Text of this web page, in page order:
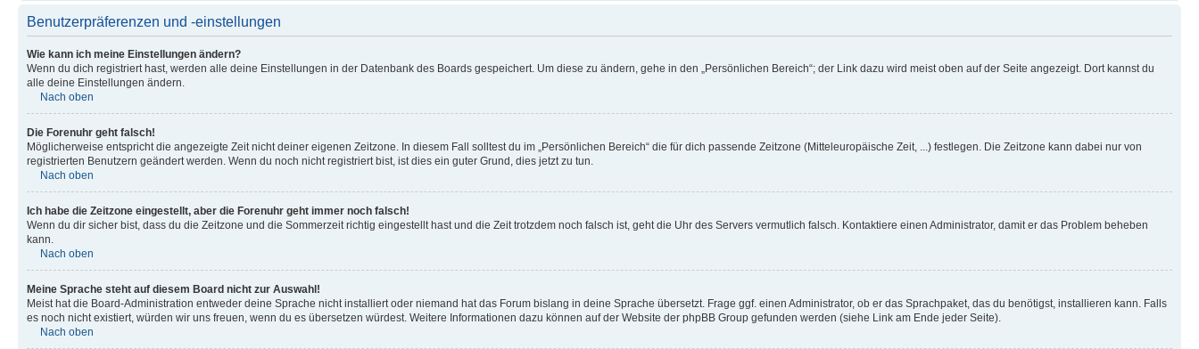
Benutzerpräferenzen und -einstellungen
Wie kann ich meine Einstellungen ändern?
Wenn du dich registriert hast, werden alle deine Einstellungen in der Datenbank des Boards gespeichert. Um diese zu ändern, gehe in den „Persönlichen Bereich“; der Link dazu wird meist oben auf der Seite angezeigt. Dort kannst du
alle deine Einstellungen ändern.
Nach oben
Die Forenuhr geht falsch!
Möglicherweise entspricht die angezeigte Zeit nicht deiner eigenen Zeitzone. In diesem Fall solltest du im „Persönlichen Bereich“ die für dich passende Zeitzone (Mitteleuropäische Zeit, ...) festlegen. Die Zeitzone kann dabei nur von
registrierten Benutzern geändert werden. Wenn du noch nicht registriert bist, ist dies ein guter Grund, dies jetzt zu tun.
Nach oben
Ich habe die Zeitzone eingestellt, aber die Forenuhr geht immer noch falsch!
Wenn du dir sicher bist, dass du die Zeitzone und die Sommerzeit richtig eingestellt hast und die Zeit trotzdem noch falsch ist, geht die Uhr des Servers vermutlich falsch. Kontaktiere einen Administrator, damit er das Problem beheben
kann.
Nach oben
Meine Sprache steht auf diesem Board nicht zur Auswahl!
Meist hat die Board-Administration entweder deine Sprache nicht installiert oder niemand hat das Forum bislang in deine Sprache übersetzt. Frage ggf. einen Administrator, ob er das Sprachpaket, das du benötigst, installieren kann. Falls
es noch nicht existiert, würden wir uns freuen, wenn du es übersetzen würdest. Weitere Informationen dazu können auf der Website der phpBB Group gefunden werden (siehe Link am Ende jeder Seite).
Nach oben